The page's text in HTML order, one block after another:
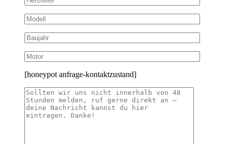
[honeypot anfrage-kontaktzustand]